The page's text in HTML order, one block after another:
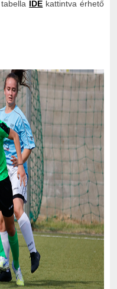
IDE kattintva érhető